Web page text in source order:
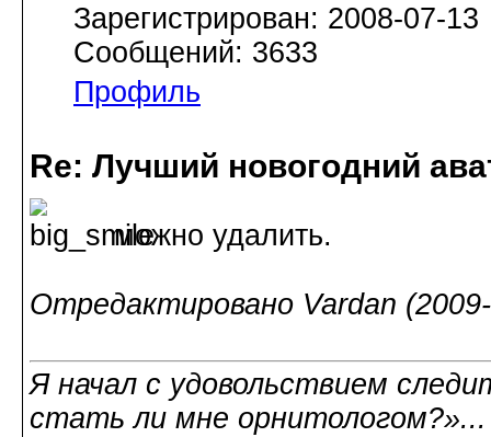
Зарегистрирован: 2008-07-13
Сообщений: 3633
Профиль
Re: Лучший новогодний
можно удалить.
Отредактировано Vardan
Я начал с удовольствием
стать ли мне